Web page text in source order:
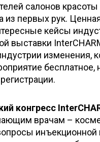
салонов
из первых рук.
кейсы
выставки
изменения,
бесплатное,
конгресс
врачам –
инъекционной